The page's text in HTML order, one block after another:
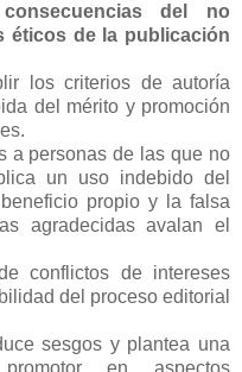
del no
éticos de la publicación
los criterios de autoría
del mérito y promoción
a personas de las que no
un uso indebido del
propio y la falsa
agradecidas avalan el
conflictos de intereses
del proceso editorial
sesgos y plantea una
en aspectos